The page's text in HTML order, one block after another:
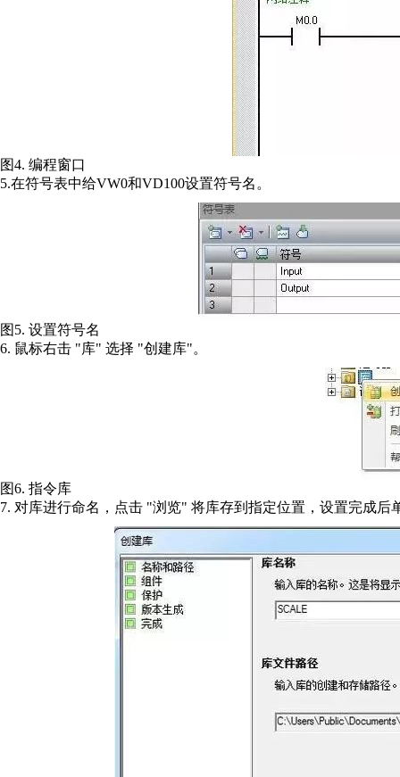
图4. 编程窗口
5.在符号表中给VW0和VD100设置符号名。
图5. 设置符号名
6. 鼠标右击 "库" 选择 "创建库"。
图6. 指令库
7. 对库进行命名，点击 "浏览" 将库存到指定位置，设置完成后